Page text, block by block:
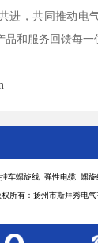
进，共同推动电
和服务回馈每一
车螺旋线 弹性电缆 螺
权所有：扬州市斯拜秀电气